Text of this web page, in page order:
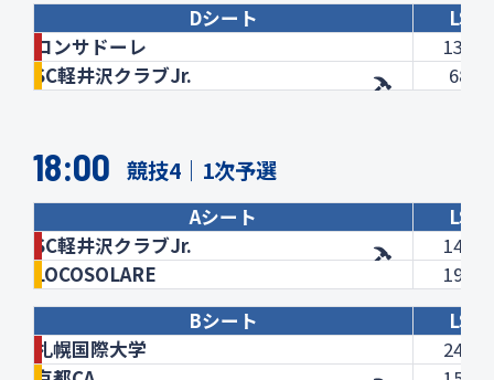
Dシート
LSD
コンサドーレ
132.6
SC軽井沢クラブJr.
68.9
18:00 競技4｜1次予選
Aシート
LSD
SC軽井沢クラブJr.
141.9
LOCOSOLARE
196.0
Bシート
LSD
札幌国際大学
246.2